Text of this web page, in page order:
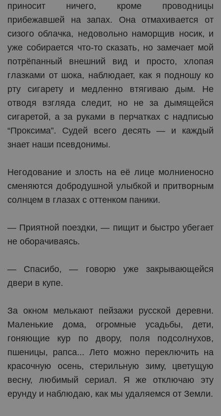
приносит ничего, кроме проводницы
прибежавшей на запах. Она отмахивается от
сизого облачка, недовольно наморщив носик, и
уже собирается что-то сказать, но замечает мой
потрёпанный внешний вид и просто, хлопая
глазками от шока, наблюдает, как я подношу ко
рту сигарету и медленно втягиваю дым. Не
отводя взгляда следит, но не за дымящейся
сигаретой, а за руками в перчатках с надписью
“Проксима”. Судей всего десять — и каждый
знает наши псевдонимы.
Негодование и злость на её лице молниеносно
сменяются добродушной улыбкой и притворным
солнцем в глазах с оттенком паники.
— Приятной поездки, — пищит и быстро убегает
не оборачиваясь.
— Спасибо, — говорю уже закрывающейся
двери в купе.
За окном мелькают пейзажи русской деревни.
Маленькие дома, огромные усадьбы, дети,
гоняющие кур по двору, поля подсолнухов,
пшеницы, рапса... Лето можно переключить на
красочную осень, стерильную зиму, цветущую
весну, любимый сериал. Я же отключаю эту
ерунду и наблюдаю, как мы удаляемся от Земли.